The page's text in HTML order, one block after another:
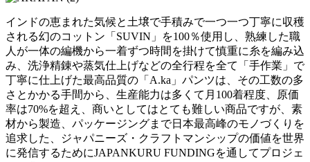
インドの恵まれた気候と土壌で手積みで一つ一つ丁寧に収穫
される幻のコットン「SUVIN」を100％使用し、熟練した職
人が一体の編機から一着ずつ時間を掛けて慎重に糸を編み込
み、洗浄精錬や蒸気仕上げなどの全行程を全て「手作業」で
丁寧に仕上げた最高品質の「A.ka」パンツは、その工数の多
さとかかる手間から、生産能力は多くて月100着程度、原価
率は70%を超え、商いとしてはとても難しい商品ですが、素
材から製造、パッケージングまで日本最高峰のモノづくりを
追求した、ジャパニーズ・クラフトマンシップの価値を世界
に発信するためにJAPANKURU FUNDINGを通してプロジェ